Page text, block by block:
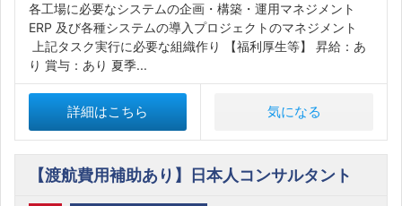
各工場に必要なシステムの企画・構築・運用マネジメント
ERP 及び各種システムの導入プロジェクトのマネジメント
上記タスク実行に必要な組織作り 【福利厚生等】 昇給：あ
り 賞与：あり 夏季...
詳細はこちら 気になる
【渡航費用補助あり】日本人コンサルタント